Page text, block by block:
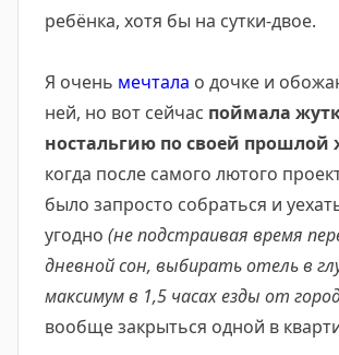
ребёнка, хотя бы на сутки-двое.
Я очень мечтала о дочке и
ней, но вот сейчас поймала
ностальгию по своей прошлой
когда после самого лютого
было запросто собраться и
угодно (не подстраивая время
дневной сон, выбирать отель в
максимум в 1,5 часах езды от
вообще закрыться одной в